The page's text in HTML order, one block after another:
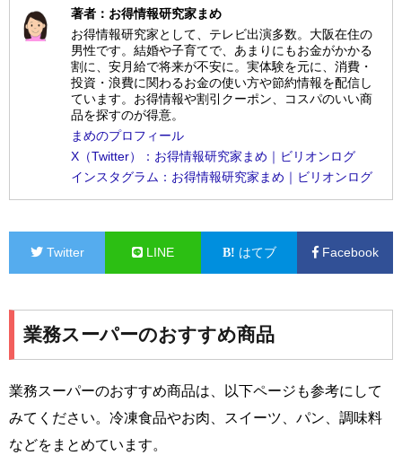
著者：お得情報研究家まめ
お得情報研究家として、テレビ出演多数。大阪在住の
男性です。結婚や子育てで、あまりにもお金がかかる
割に、安月給で将来が不安に。実体験を元に、消費・
投資・浪費に関わるお金の使い方や節約情報を配信し
ています。お得情報や割引クーポン、コスパのいい商
品を探すのが得意。
まめのプロフィール
X（Twitter）：お得情報研究家まめ｜ビリオンログ
インスタグラム：お得情報研究家まめ｜ビリオンログ
Twitter LINE はてブ Facebook
業務スーパーのおすすめ商品
業務スーパーのおすすめ商品は、以下ページも参考にして
みてください。冷凍食品やお肉、スイーツ、パン、調味料
などをまとめています。